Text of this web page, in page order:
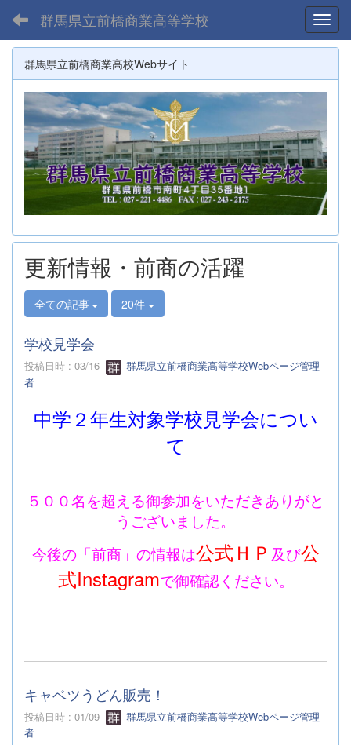
群馬県立前橋商業高等学校
群馬県立前橋商業高校Webサイト
更新情報・前商の活躍
全ての記事 20件
学校見学会
投稿日時 : 03/16
群馬県立前橋商業高等学校Webページ管理
者
中学２年生対象学校見学会につい
て
５００名を超える御参加をいただきありがと
うございました。
今後の「前商」の情報は公式ＨＰ 及び公
式Instagramで御確認ください。
キャベツうどん販売！
投稿日時 : 01/09
群馬県立前橋商業高等学校Webページ管理
者